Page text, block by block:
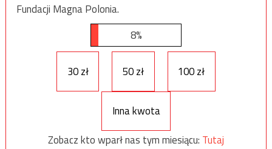
Fundacji Magna Polonia.
8%
30 zł 50 zł 100 zł
Inna kwota
Zobacz kto wparł nas tym miesiącu: Tutaj